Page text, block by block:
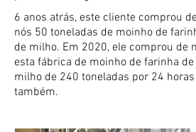
6 anos atrás, este cliente comprou de
nós 50 toneladas de moinho de
de milho. Em 2020, ele comprou de
esta fábrica de moinho de farinha de
milho de 240 toneladas por 24 horas
também.